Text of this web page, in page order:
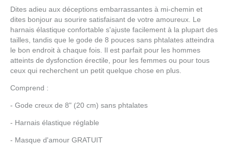
Dites adieu aux déceptions embarrassantes à mi-chemin et
dites bonjour au sourire satisfaisant de votre amoureux. Le
harnais élastique confortable s'ajuste facilement à la plupart des
tailles, tandis que le gode de 8 pouces sans phtalates atteindra
le bon endroit à chaque fois. Il est parfait pour les hommes
atteints de dysfonction érectile, pour les femmes ou pour tous
ceux qui recherchent un petit quelque chose en plus.
Comprend :
- Gode creux de 8" (20 cm) sans phtalates
- Harnais élastique réglable
- Masque d'amour GRATUIT